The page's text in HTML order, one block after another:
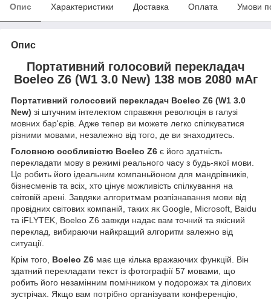
Опис Характеристики Доставка Оплата Умови
Опис
Портативний голосовий перекладач
Boeleo Z6 (W1 3.0 New) 138 мов 2080 мАг
Портативний голосовий перекладач Boeleo Z6 (W1 3.0
New) зі штучним інтелектом справжня революція в галузі
мовних бар'єрів. Адже тепер ви можете легко спілкуватися
різними мовами, незалежно від того, де ви знаходитесь.
Головною особливістю Boeleo Z6 є його здатність
перекладати мову в режимі реального часу з будь-якої мови.
Це робить його ідеальним компаньйоном для мандрівників,
бізнесменів та всіх, хто цінує можливість спілкування на
світовій арені. Завдяки алгоритмам розпізнавання мови від
провідних світових компаній, таких як Google, Microsoft, Baidu
та iFLYTEK, Boeleo Z6 завжди надає вам точний та якісний
переклад, вибираючи найкращий алгоритм залежно від
ситуації.
Крім того, Boeleo Z6 має ще кілька вражаючих функцій. Він
здатний перекладати текст із фотографії 57 мовами, що
робить його незамінним помічником у подорожах та ділових
зустрічах. Якщо вам потрібно організувати конференцію,